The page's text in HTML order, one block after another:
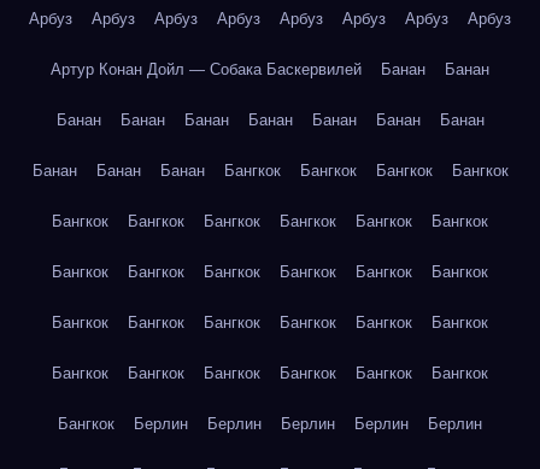
Арбуз Арбуз Арбуз Арбуз Арбуз Арбуз Арбуз Арбуз
Артур Конан Дойл — Собака Баскервилей Банан Банан
Банан Банан Банан Банан Банан Банан Банан
Банан Банан Банан Бангкок Бангкок Бангкок Бангкок
Бангкок Бангкок Бангкок Бангкок Бангкок Бангкок
Бангкок Бангкок Бангкок Бангкок Бангкок Бангкок
Бангкок Бангкок Бангкок Бангкок Бангкок Бангкок
Бангкок Бангкок Бангкок Бангкок Бангкок Бангкок
Бангкок Берлин Берлин Берлин Берлин Берлин